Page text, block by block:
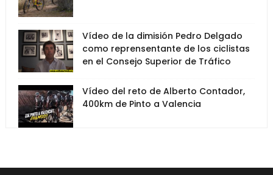
Vídeo de la dimisión Pedro Delgado
como reprensentante de los ciclistas
en el Consejo Superior de Tráfico
Vídeo del reto de Alberto Contador,
400km de Pinto a Valencia